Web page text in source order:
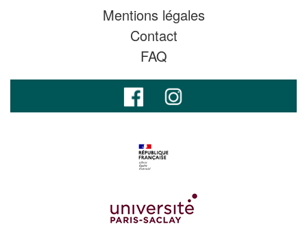
Mentions légales
Contact
FAQ